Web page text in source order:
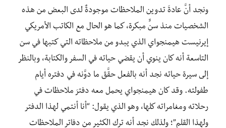
ونجد أنَّ عادةَ تدوين الملاحظات موجودةٌ لدى البعض من هذه
الشخصيات منذ سنٍّ مبكرة، كما هو الحال مع الكاتب الأمريكي
إيرنيست هيمنجواي الذي يبدو من ملاحظاته التي كتبها في سن
التاسعة أنه كان ينوي أن يقضي حياته في السفر والكتابة، وبالنظر
إلى سيرة حياته نجد أنه بالفعل حقَّقَ ما دوَّنه في دفتره أيام
طفولته. وقد كان هيمنجواي يحمل معه دفترَ ملاحظات في
رحلاته ومغامراته كلها، وهو الذي يقول: “أنا أنتمي لهذا الدفتر
ولهذا القلم”؛ ولذلك نجد أنه ترك الكثير من دفاتر الملاحظات